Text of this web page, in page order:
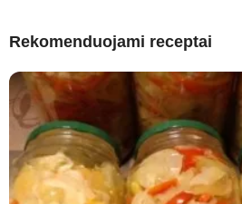
Rekomenduojami receptai